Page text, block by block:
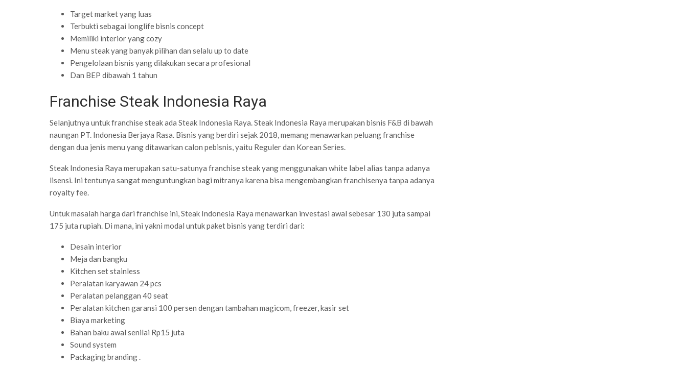
Target market yang luas
Terbukti sebagai longlife bisnis concept
Memiliki interior yang cozy
Menu steak yang banyak pilihan dan selalu up to date
Pengelolaan bisnis yang dilakukan secara profesional
Dan BEP dibawah 1 tahun
Franchise Steak Indonesia Raya
Selanjutnya untuk franchise steak ada Steak Indonesia Raya. Steak Indonesia Raya merupakan bisnis F&B di bawah
naungan PT. Indonesia Berjaya Rasa. Bisnis yang berdiri sejak 2018, memang menawarkan peluang franchise
dengan dua jenis menu yang ditawarkan calon pebisnis, yaitu Reguler dan Korean Series.
Steak Indonesia Raya merupakan satu-satunya franchise steak yang menggunakan white label alias tanpa adanya
lisensi. Ini tentunya sangat menguntungkan bagi mitranya karena bisa mengembangkan franchisenya tanpa adanya
royalty fee.
Untuk masalah harga dari franchise ini, Steak Indonesia Raya menawarkan investasi awal sebesar 130 juta sampai
175 juta rupiah. Di mana, ini yakni modal untuk paket bisnis yang terdiri dari:
Desain interior
Meja dan bangku
Kitchen set stainless
Peralatan karyawan 24 pcs
Peralatan pelanggan 40 seat
Peralatan kitchen garansi 100 persen dengan tambahan magicom, freezer, kasir set
Biaya marketing
Bahan baku awal senilai Rp15 juta
Sound system
Packaging branding .